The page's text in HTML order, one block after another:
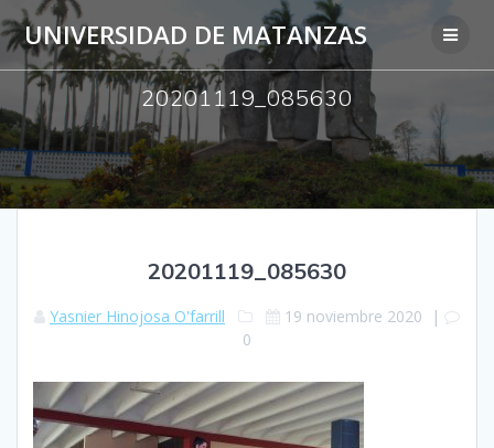
Saltar
al
contenido
UNIVERSIDAD DE MATANZAS
20201119_085630
20201119_085630
Yasnier Hinojosa O'farrill 19 noviembre 2020 |
0